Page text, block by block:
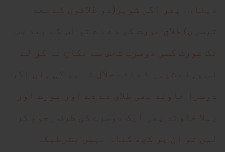
دینا… پھر اگر شوہر(دو طلاقوں کے بعد
تیسری) طلاق عورت کو دے دے تو اس کے بعد جب
تک عورت کسی دوسرے شخص سے نکاح نہ کر لے
اس پہلے شوہر کے لئے حلال نہ ہو گی ہاں اگر
دوسرا خاوند بھی طلاق دے دے اور عورت اور
پہلا خاوند پھر ایک دوسرے کی طرف رجوع کر
لیں تو ان پر کچھ گناہ نہیں بشرطیکہ